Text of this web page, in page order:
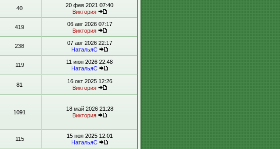
40
20 фев 2021 07:40
Виктория
419
06 авг 2026 07:17
Виктория
238
07 авг 2026 22:17
НатальяС
119
11 июн 2026 22:48
НатальяС
81
16 окт 2025 12:26
Виктория
1091
18 май 2026 21:28
Виктория
115
15 ноя 2025 12:01
НатальяС